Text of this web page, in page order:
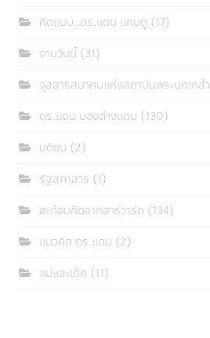
คิดแบบ..ดร.แดน แคนดู (17)
งานวันนี้ (31)
จุลสารสมาคมแห่งสถาบันพระปกเกล้า
ดร.แดน มองต่างแดน (130)
มติชน (2)
รัฐสภาสาร (1)
สะท้อนคิดจากฮาร์วาร์ด (134)
แนวคิด ดร.แดน (2)
แม่และเด็ก (11)